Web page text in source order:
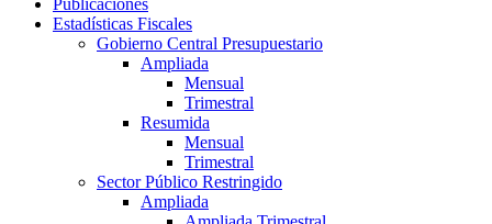
Publicaciones
Estadísticas Fiscales
Gobierno Central Presupuestario
Ampliada
Mensual
Trimestral
Resumida
Mensual
Trimestral
Sector Público Restringido
Ampliada